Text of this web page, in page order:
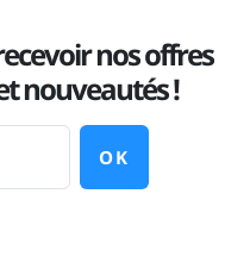
nos offres
nouveautés !
OK